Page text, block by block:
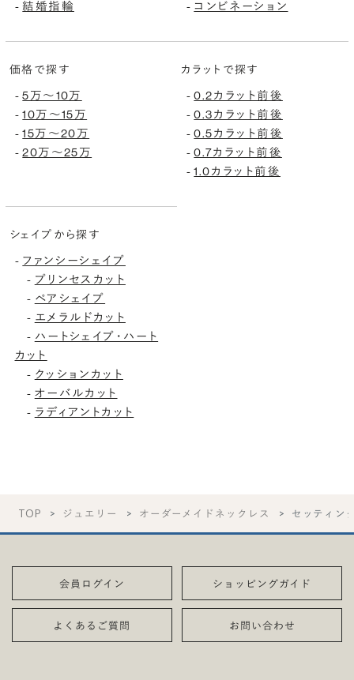
-結婚指輪
- コンビネーション
価格で探す
-5万〜10万
-10万〜15万
-15万〜20万
-20万〜25万
カラットで探す
-0.2カラット前後
-0.3カラット前後
-0.5カラット前後
-0.7カラット前後
-1.0カラット前後
シェイプから探す
- ファンシーシェイプ
- プリンセスカット
- ペアシェイプ
- エメラルドカット
- ハートシェイプ・ハート
カット
- クッションカット
- オーバルカット
- ラディアントカット
TOP ジュエリー オーダーメイドネックレス セッティン
会員ログイン ショッピングガイド
よくあるご質問 お問い合わせ